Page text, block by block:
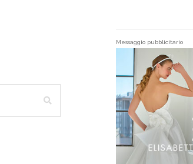
Messaggio pubblicitario